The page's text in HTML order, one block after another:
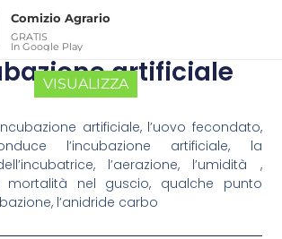
artificiale
artificiale, l’uovo fecondato,
l’incubazione artificiale, la
l’aerazione, l’umidità ,
mortalità nel guscio, qualche punto
l’anidride carbo
Comizio Agrario
GRATIS
In Google Play
VISUALIZZA